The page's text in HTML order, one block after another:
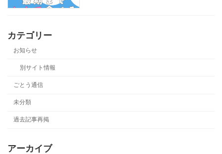
カテゴリー
お知らせ
別サイト情報
ごとう通信
未分類
過去記事再掲
アーカイブ